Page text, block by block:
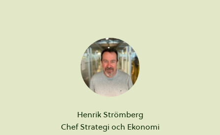
Henrik Strömberg
Chef Strategi och Ekonomi